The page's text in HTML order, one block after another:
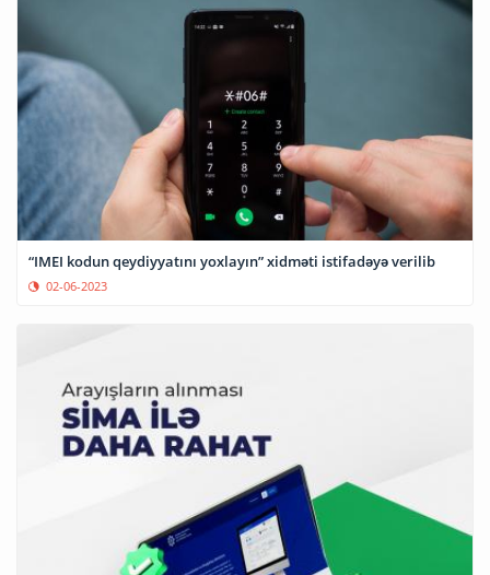
“IMEI kodun qeydiyyatını yoxlayın” xidməti istifadəyə verilib
02-06-2023